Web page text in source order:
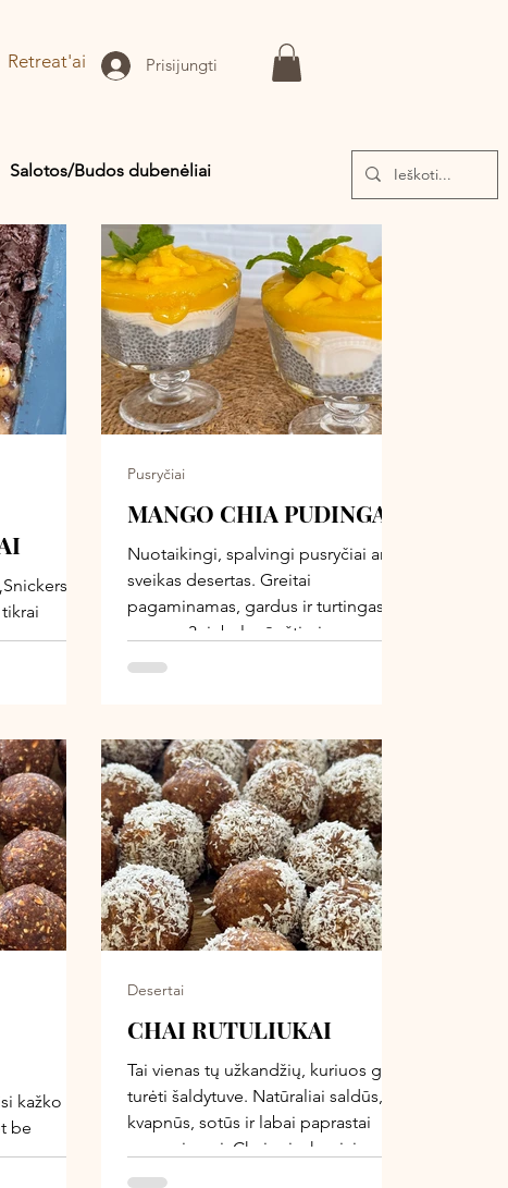
Retreat'ai Prisijungti
Salotos/Budos dubenėliai
kita -
vaikai nė
tikra,
vasarą. Ir
MANGO CHIA PUDINGAS
Nuotaikingi, spalvingi pusryčiai ar
sveikas desertas. Greitai
pagaminamas, gardus ir turtingas
omega-3 riebalų rūgštimis,
skaidulomis, augaliniais baltymais,
sultingumas čia susilieja į vieną
harmoningą derinį, tad gomuriui –
tikras malonumas. Šį pudingą
dažniausiai gaminu šiltuoju metų
laiku, kai norisi kažko šventiškesnio,
spalvingesnio ir truputį fancy. Tokie
pusryčiai akimirksniu sukuria mažą
šventę net ir
Pusryčiai
kažko
be
gera
iš datulių,
CHAI RUTULIUKAI
Tai vienas tų užkandžių, kuriuos gera
turėti šaldytuve. Natūraliai saldūs,
kvapnūs, sotūs ir labai paprastai
pagaminami. Chai prieskoniai
suteikia šilumos ir jaukumo, o
Desertai